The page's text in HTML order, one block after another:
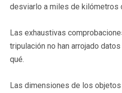
desviarlo a miles de kilómetros
Las exhaustivas
tripulación no han arrojado
qué.
Las dimensiones de los